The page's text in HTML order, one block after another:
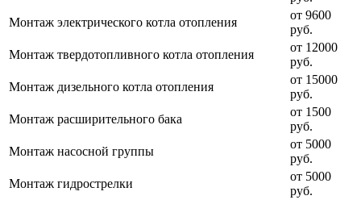
Монтаж электрического котла отопления
от 9600
руб.
Монтаж твердотопливного котла отопления
от 12000
руб.
Монтаж дизельного котла отопления
от 15000
руб.
Монтаж расширительного бака
от 1500
руб.
Монтаж насосной группы
от 5000
руб.
Монтаж гидрострелки
от 5000
руб.